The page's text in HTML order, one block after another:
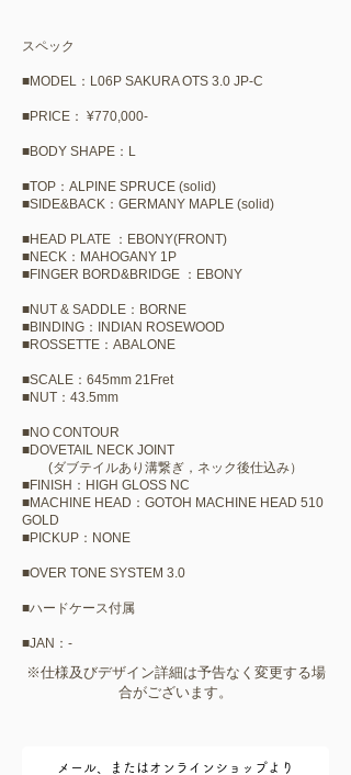
スペック
■MODEL：L06P SAKURA OTS 3.0 JP-C
■PRICE：​​ ¥770,000-
​■BODY SHAPE：L
■TOP：ALPINE SPRUCE (solid)
■SIDE&BACK：GERMANY MAPLE (solid)​
■HEAD PLATE ：EBONY(FRONT)
■NECK：MAHOGANY 1P
■FINGER BORD&BRIDGE ：EBONY​
​■NUT & SADDLE：BORNE
■BINDING：INDIAN ROSEWOOD
■ROSSETTE：ABALONE
■SCALE：645mm 21Fret
■NUT：43.5mm
■NO CONTOUR
■DOVETAIL NECK JOINT
(ダブテイルあり溝繋ぎ，ネック後仕込み）
■FINISH：HIGH GLOSS​ NC
■MACHINE HEAD：GOTOH MACHINE HEAD 510
GOLD
■PICKUP：NONE
■OVER TONE SYSTEM 3.0​​
■ハードケース付属
​■JAN：-
​※仕様及びデザイン詳細は予告なく変更する場
合がございます。
メール、またはオンラインショップより